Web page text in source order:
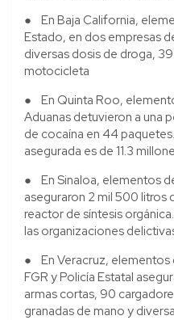
● En Baja California,
Estado, en dos empresas
diversas dosis de droga,
motocicleta
● En Quinta Roo,
Aduanas detuvieron a una
de cocaína en 44
asegurada es de 11.3
● En Sinaloa, elementos
aseguraron 2 mil 500 litros
reactor de síntesis
las organizaciones
● En Veracruz, elementos
FGR y Policía Estatal
armas cortas, 90
granadas de mano y